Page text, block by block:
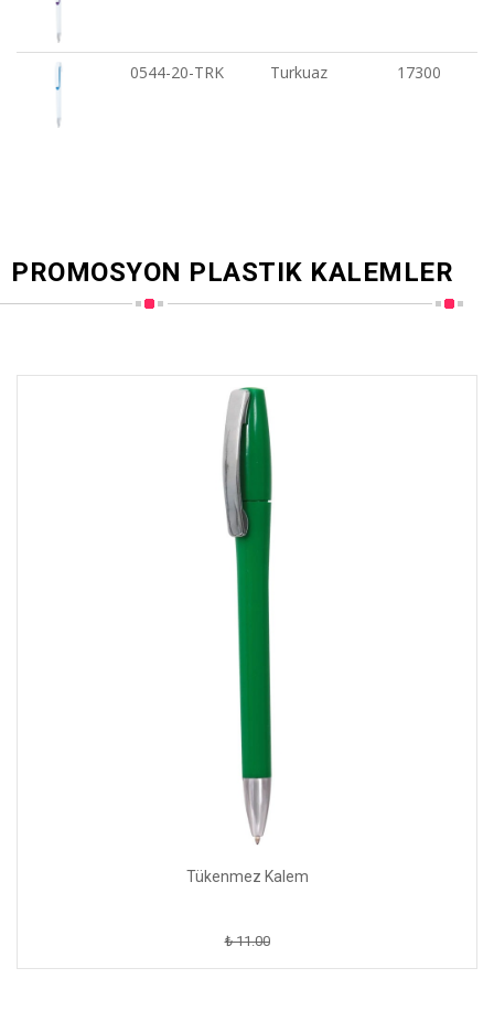
0544-20-TRK Turkuaz 17300
PROMOSYON PLASTIK KALEMLER
Tükenmez Kalem
₺ 11.00